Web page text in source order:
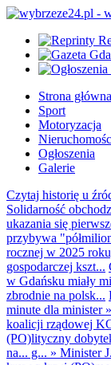
Strona główna
Sport
Motoryzacja
Ogłoszenia
Galerie
Czytaj historię u
Solidarność
ukazania się
przybywa
rocznej w 2025
gospodarczej kszt...
w Gdańsku miały
zbrodnie na polsk...
minute dla minister»
koalicji rządowej
(PO)lityczny
na... g... » Minister